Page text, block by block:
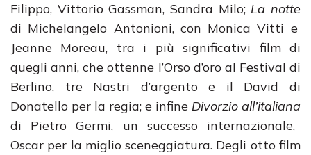
Filippo, Vittorio Gassman, Sandra Milo; La notte
di Michelangelo Antonioni, con Monica Vitti e
Jeanne Moreau, tra i più significativi film di
quegli anni, che ottenne l’Orso d’oro al Festival di
Berlino, tre Nastri d’argento e il David di
Donatello per la regia; e infine Divorzio all’italiana
di Pietro Germi, un successo internazionale,
Oscar per la miglio sceneggiatura. Degli otto film